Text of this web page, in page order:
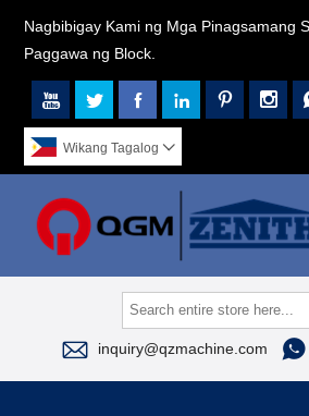
Nagbibigay Kami ng Mga Pinagsamang
Paggawa ng Block.
     
Wikang Tagalog 
 inquiry@qzmachine.com 